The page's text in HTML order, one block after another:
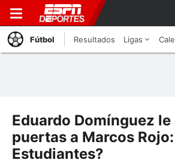
Fútbol Resultados Ligas
Eduardo Domínguez
puertas a Marcos
Estudiantes?